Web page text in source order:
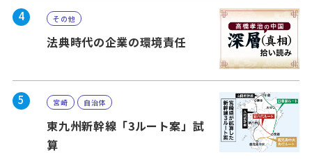
4 その他
法典時代の企業の環境責任
5 宮崎 自治体
東九州新幹線「3ルート案」試
算